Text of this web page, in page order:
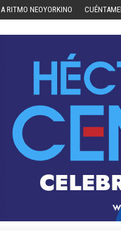
A RITMO NEOYORKINO